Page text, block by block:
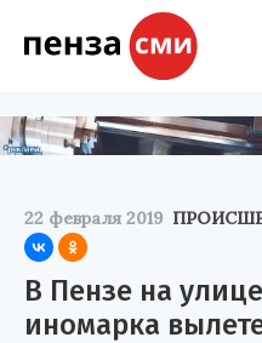
22 февраля 2019
В Пензе на
иномарка